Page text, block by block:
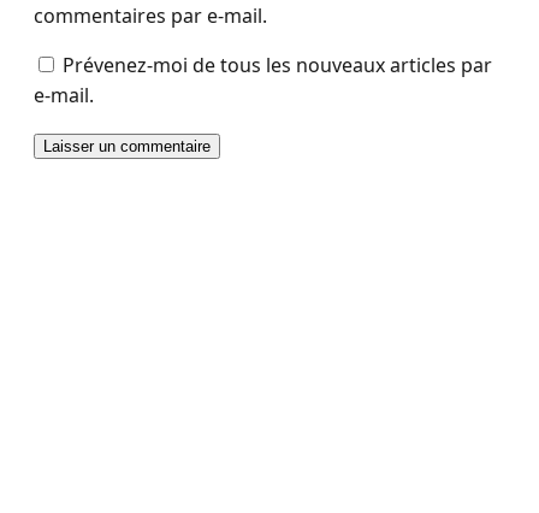
commentaires par e-mail.
Prévenez-moi de tous les nouveaux articles par
e-mail.